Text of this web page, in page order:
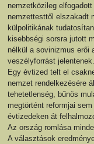
nemzetközileg
nemzettesttől elszakadt
külpolitikának
kisebbségi sorsra jutott
nélkül a sovinizmus erői
veszélyforrást jelentenek.
Egy évtized telt el
nemzet rendelkezésére
tehetetlenség, bűnös
megtörtént reformjai
évtizedeken át
Az ország romlása
A választások